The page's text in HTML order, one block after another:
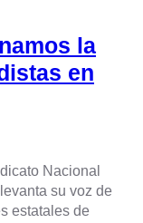
la
en
Nacional
su voz de
estatales de